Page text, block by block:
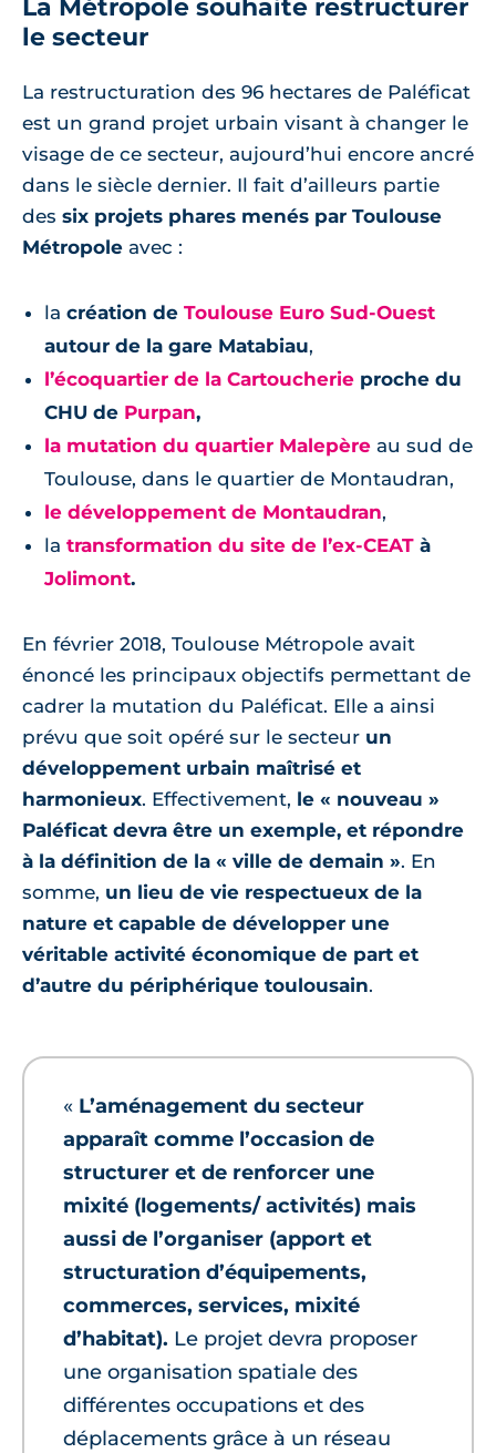
La Métropole souhaite restructurer
le secteur
La restructuration des 96 hectares de Paléficat
est un grand projet urbain visant à changer le
visage de ce secteur, aujourd’hui encore ancré
dans le siècle dernier. Il fait d’ailleurs partie
des six projets phares menés par Toulouse
Métropole avec :
la création de Toulouse Euro Sud-Ouest
autour de la gare Matabiau,
l’écoquartier de la Cartoucherie proche du
CHU de Purpan,
la mutation du quartier Malepère au sud de
Toulouse, dans le quartier de Montaudran,
le développement de Montaudran,
la transformation du site de l’ex-CEAT à
Jolimont.
En février 2018, Toulouse Métropole avait
énoncé les principaux objectifs permettant de
cadrer la mutation du Paléficat. Elle a ainsi
prévu que soit opéré sur le secteur un
développement urbain maîtrisé et
harmonieux. Effectivement, le « nouveau »
Paléficat devra être un exemple, et répondre
à la définition de la « ville de demain ». En
somme, un lieu de vie respectueux de la
nature et capable de développer une
véritable activité économique de part et
d’autre du périphérique toulousain.
« L’aménagement du secteur
apparaît comme l’occasion de
structurer et de renforcer une
mixité (logements/ activités) mais
aussi de l’organiser (apport et
structuration d’équipements,
commerces, services, mixité
d’habitat). Le projet devra proposer
une organisation spatiale des
différentes occupations et des
déplacements grâce à un réseau